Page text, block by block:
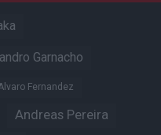
Garnacho
Fernandez
Andreas Pereira